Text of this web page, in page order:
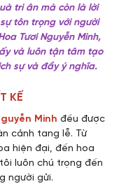
tri ân mà còn là lời
tôn trọng với người
Tươi Nguyễn Minh,
và luôn tận tâm tạo
sự và đầy ý nghĩa.
KẾ
Minh đều được
cảnh tang lễ. Từ
hiện đại, đến hoa
luôn chú trọng đến
người gửi.